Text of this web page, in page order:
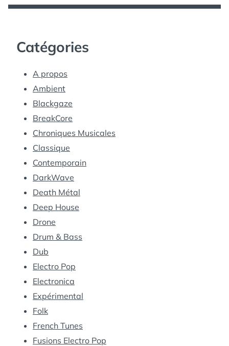
Catégories
A propos
Ambient
Blackgaze
BreakCore
Chroniques Musicales
Classique
Contemporain
DarkWave
Death Métal
Deep House
Drone
Drum & Bass
Dub
Electro Pop
Electronica
Expérimental
Folk
French Tunes
Fusions Electro Pop